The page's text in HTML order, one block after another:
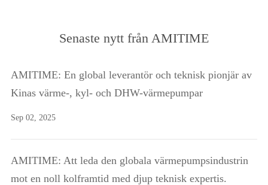
Senaste nytt från AMITIME
AMITIME: En global leverantör och teknisk pionjär av
Kinas värme-, kyl- och DHW-värmepumpar
Sep 02, 2025
AMITIME: Att leda den globala värmepumpsindustrin
mot en noll kolframtid med djup teknisk expertis.